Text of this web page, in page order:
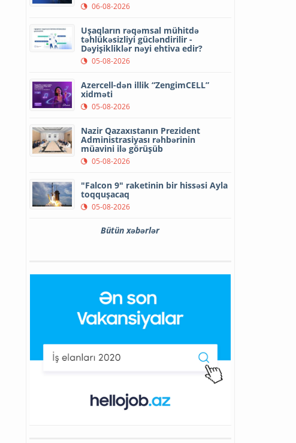
06-08-2026
Uşaqların rəqəmsal mühitdə
təhlükəsizliyi gücləndirilir -
Dəyişikliklər nəyi ehtiva edir?
05-08-2026
Azercell-dən illik “ZengimCELL”
xidməti
05-08-2026
Nazir Qazaxıstanın Prezident
Administrasiyası rəhbərinin
müavini ilə görüşüb
05-08-2026
"Falcon 9" raketinin bir hissəsi Ayla
toqquşacaq
05-08-2026
Bütün xəbərlər